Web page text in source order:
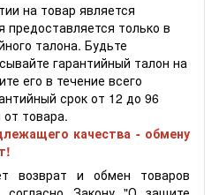
на товар является
предоставляется только в
талона. Будьте
гарантийный талон на
его в течение всего
срок от 12 до 96
товара.
качества - обмену
возврат и обмен товаров